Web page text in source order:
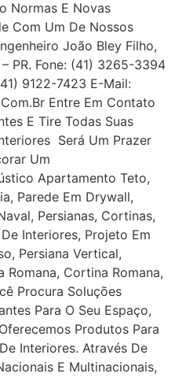
Normas E Novas
Com Um De Nossos
João Bley Filho,
PR. Fone: (41) 3265-3394
9122-7423 E-Mail:
Entre Em Contato
E Tire Todas Suas
Será Um Prazer
Um
Apartamento Teto,
Parede Em Drywall,
Persianas, Cortinas,
Interiores, Projeto Em
Persiana Vertical,
Romana, Cortina Romana,
Procura Soluções
Para O Seu Espaço,
Produtos Para
Interiores. Através De
E Multinacionais,